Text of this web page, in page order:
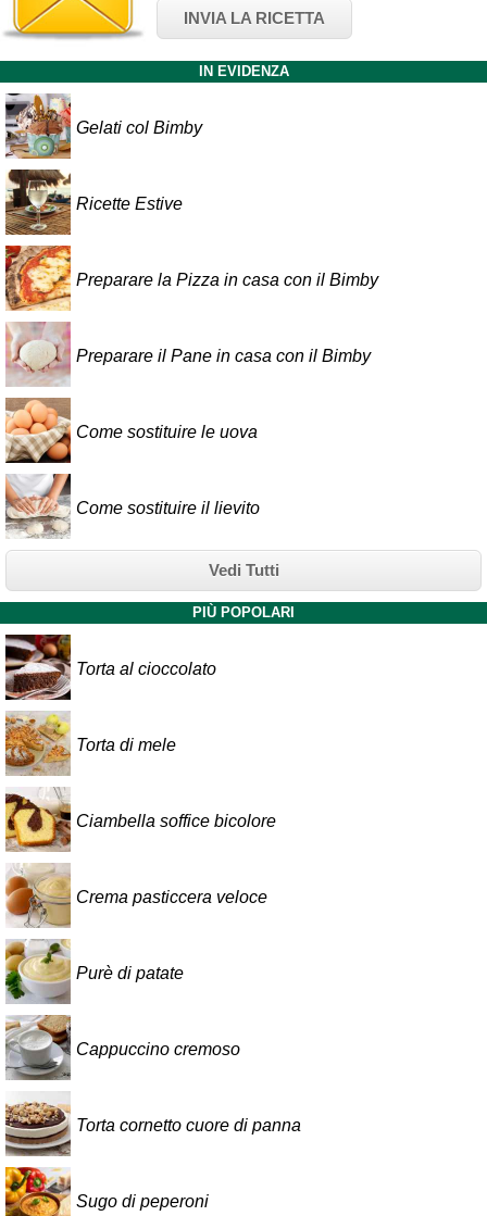
INVIA LA RICETTA
IN EVIDENZA
Gelati col Bimby
Ricette Estive
Preparare la Pizza in casa con il Bimby
Preparare il Pane in casa con il Bimby
Come sostituire le uova
Come sostituire il lievito
Vedi Tutti
PIÙ POPOLARI
Torta al cioccolato
Torta di mele
Ciambella soffice bicolore
Crema pasticcera veloce
Purè di patate
Cappuccino cremoso
Torta cornetto cuore di panna
Sugo di peperoni